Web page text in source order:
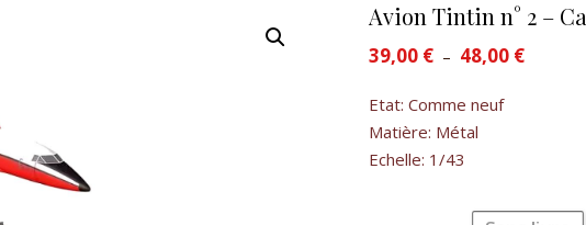
Avion Tintin n° 2 –
39,00 € – 48,00 €Plage
Etat: Comme neuf
Matière: Métal
Echelle: 1/43